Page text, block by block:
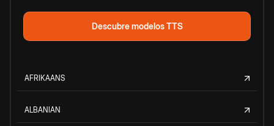
Descubre modelos TTS
AFRIKAANS
ALBANIAN